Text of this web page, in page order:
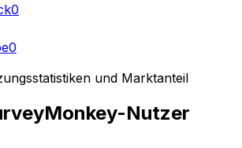
0
0
und Marktanteil
Nutzer